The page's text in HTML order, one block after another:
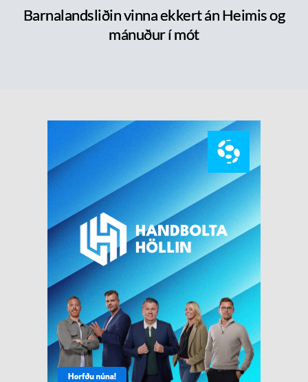
Barnalandsliðin vinna ekkert án Heimis og
mánuður í mót